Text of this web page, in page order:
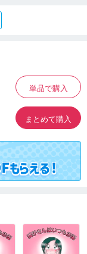
単品で購入
まとめて購入